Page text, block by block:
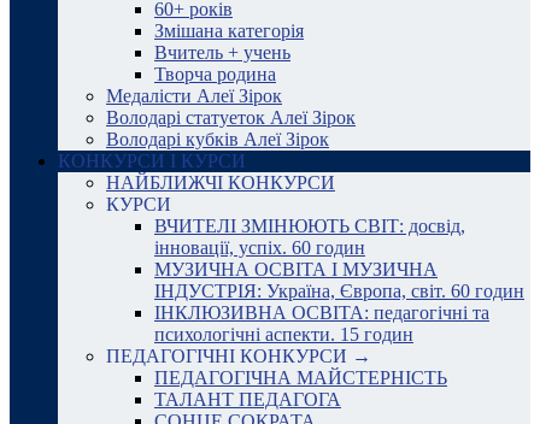
60+ років
Змішана категорія
Вчитель + учень
Творча родина
Медалісти Алеї Зірок
Володарі статуеток Алеї Зірок
Володарі кубків Алеї Зірок
КОНКУРСИ І КУРСИ
НАЙБЛИЖЧІ КОНКУРСИ
КУРСИ
ВЧИТЕЛІ ЗМІНЮЮТЬ СВІТ: досвід,
інновації, успіх. 60 годин
МУЗИЧНА ОСВІТА І МУЗИЧНА
ІНДУСТРІЯ: Україна, Європа, світ. 60 годин
ІНКЛЮЗИВНА ОСВІТА: педагогічні та
психологічні аспекти. 15 годин
ПЕДАГОГІЧНІ КОНКУРСИ →
ПЕДАГОГІЧНА МАЙСТЕРНІСТЬ
ТАЛАНТ ПЕДАГОГА